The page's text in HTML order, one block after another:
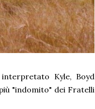
Kyle, Boyd
"indomito" dei Fratelli